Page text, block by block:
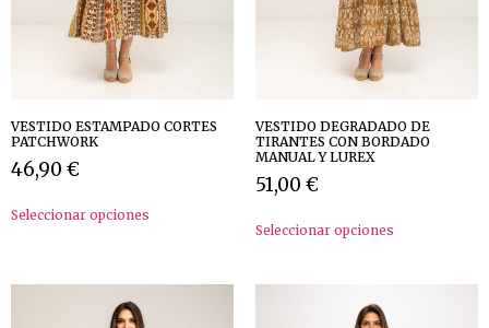
VESTIDO ESTAMPADO CORTES
PATCHWORK
46,90 €
Seleccionar opciones
VESTIDO DEGRADADO DE
TIRANTES CON BORDADO
MANUAL Y LUREX
51,00 €
Seleccionar opciones